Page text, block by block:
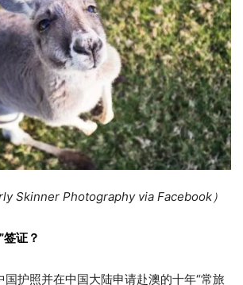
Skinner Photography via Facebook）
签证？
国护照并在中国大陆申请赴澳的十年“常旅